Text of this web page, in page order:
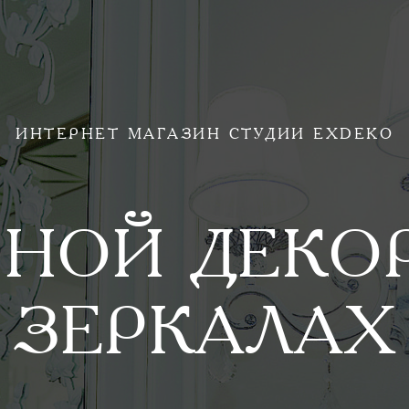
ИНТЕРНЕТ МАГАЗИН СТУДИИ EXDEKO
ЗЕРКАЛАХ